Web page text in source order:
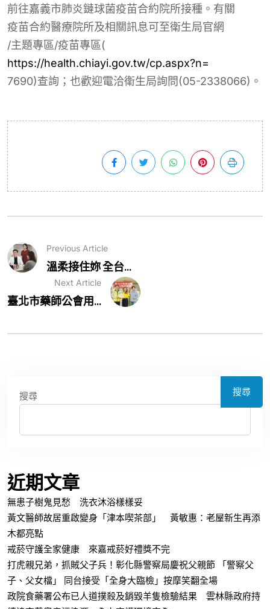
前往嘉義市肺炎鏈球菌疫苗合約院所接種。有關
疫苗合約醫療院所及相關訊息可至衛生局官網
/主題專區/疫苗專區(
https://health.chiayi.gov.tw/cp.aspx?n=
7690)查詢 ；也歡迎電洽衛生局詢問(05-2338066)。
Previous Article
溫柔接住妳 全台...
Next Article
臺北市藥師公會用...
搜尋 搜尋
近期文章
無患子樹鬼見愁 洗衣沐浴樣樣妥
黃文醫師故居重啟變身「津本喫茶部」 黃敏惠：老屋新生再添
木都亮點
戒菸守護全家健康 來嘉戒菸好禮獎不完
打虎親兄弟，抓賊父子兵！彰化縣警察局慶祝父親節 「警察父
子、父女檔」 同台接受「全身大臨檢」按摩笑翻全場
政院食藥署公布已人道撲殺及銷毀羊隻檢驗結果 雲林縣政府持